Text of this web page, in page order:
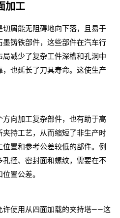
加工
屑能无阻碍地向下落，且易于
铸铁部件，这些部件在汽车行
减少了复杂工件深槽和孔洞中
也延长了刀具寿命。这使生产
向加工复杂部件，也有助于高
持工艺，从而缩短了非生产时
置和参考公差较低的部件。例
径、密封面和螺纹，需要在不
置公差。
许使用从四面加载的夹持塔——这